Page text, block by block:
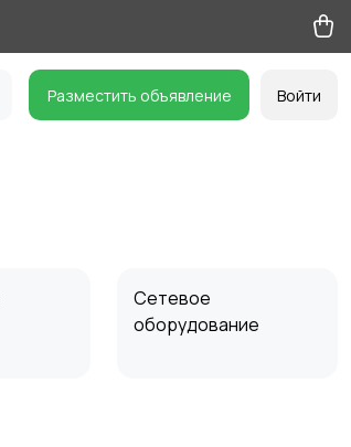
Разместить объявление Войти
Сетевое
оборудование